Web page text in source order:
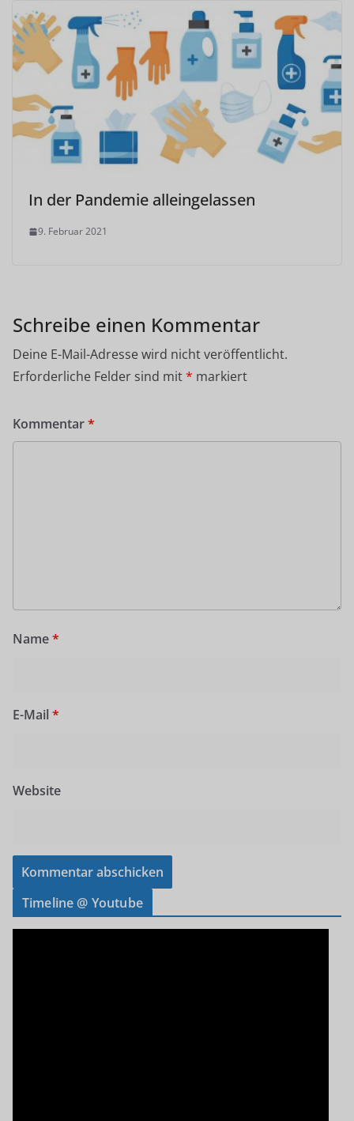
In der Pandemie alleingelassen
9. Februar 2021
Schreibe einen Kommentar
Deine E-Mail-Adresse wird nicht veröffentlicht.
Erforderliche Felder sind mit* markiert
Kommentar*
Name*
E-Mail *
Website
Timeline @ Youtube